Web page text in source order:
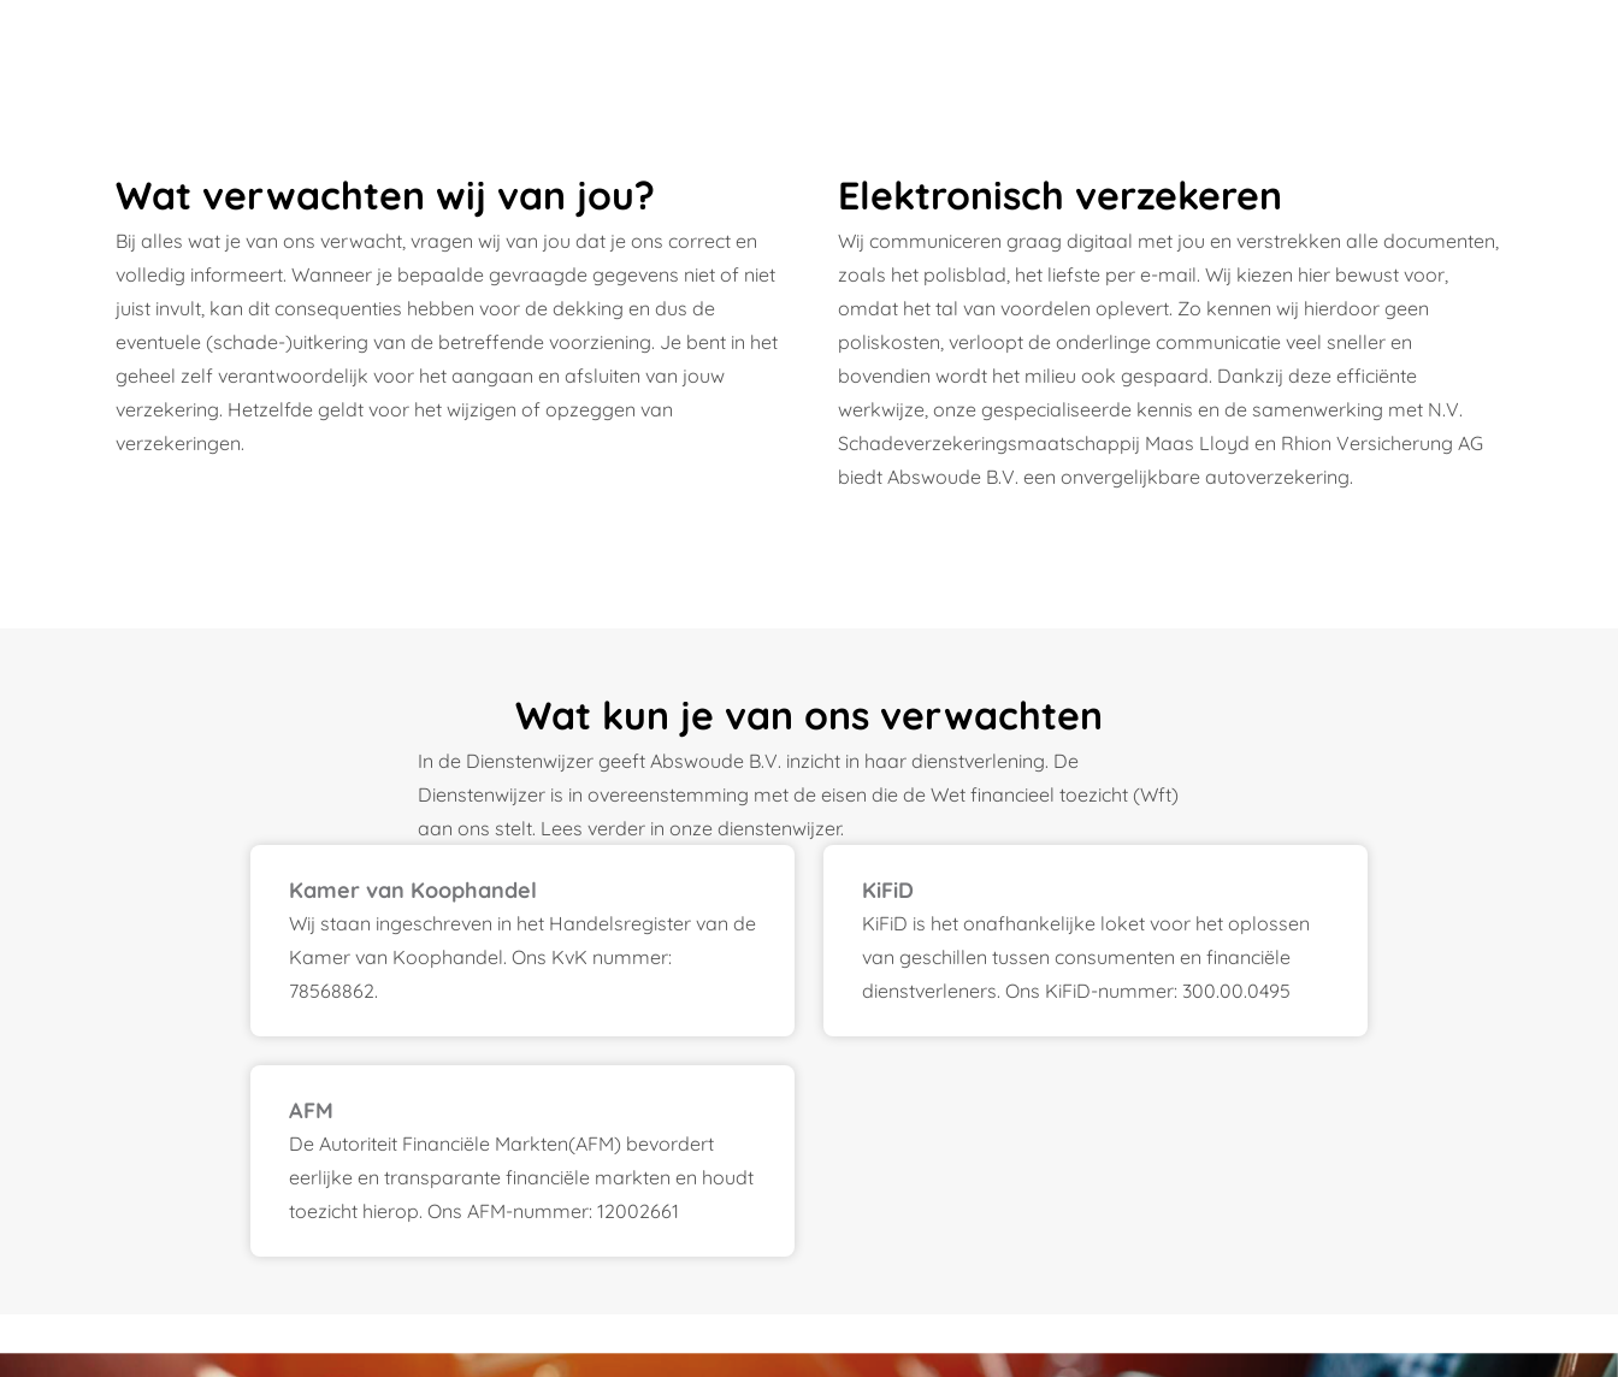
Wat verwachten wij van jou?
Bij alles wat je van ons verwacht, vragen wij van jou dat je ons correct en
volledig informeert. Wanneer je bepaalde gevraagde gegevens niet of niet
juist invult, kan dit consequenties hebben voor de dekking en dus de
eventuele (schade-)uitkering van de betreffende voorziening. Je bent in het
geheel zelf verantwoordelijk voor het aangaan en afsluiten van jouw
verzekering. Hetzelfde geldt voor het wijzigen of opzeggen van
verzekeringen.
Elektronisch verzekeren
Wij communiceren graag digitaal met jou en verstrekken alle documenten,
zoals het polisblad, het liefste per e-mail. Wij kiezen hier bewust voor,
omdat het tal van voordelen oplevert. Zo kennen wij hierdoor geen
poliskosten, verloopt de onderlinge communicatie veel sneller en
bovendien wordt het milieu ook gespaard. Dankzij deze efficiënte
werkwijze, onze gespecialiseerde kennis en de samenwerking met N.V.
Schadeverzekeringsmaatschappij Maas Lloyd en Rhion Versicherung AG
biedt Abswoude B.V. een onvergelijkbare autoverzekering.
Wat kun je van ons verwachten
In de Dienstenwijzer geeft Abswoude B.V. inzicht in haar dienstverlening. De
Dienstenwijzer is in overeenstemming met de eisen die de Wet financieel toezicht (Wft)
aan ons stelt. Lees verder in onze dienstenwijzer.
Kamer van Koophandel
Wij staan ingeschreven in het Handelsregister van de
Kamer van Koophandel. Ons KvK nummer:
78568862.
KiFiD
KiFiD is het onafhankelijke loket voor het oplossen
van geschillen tussen consumenten en financiële
dienstverleners. Ons KiFiD-nummer: 300.00.0495
AFM
De Autoriteit Financiële Markten(AFM) bevordert
eerlijke en transparante financiële markten en houdt
toezicht hierop. Ons AFM-nummer: 12002661